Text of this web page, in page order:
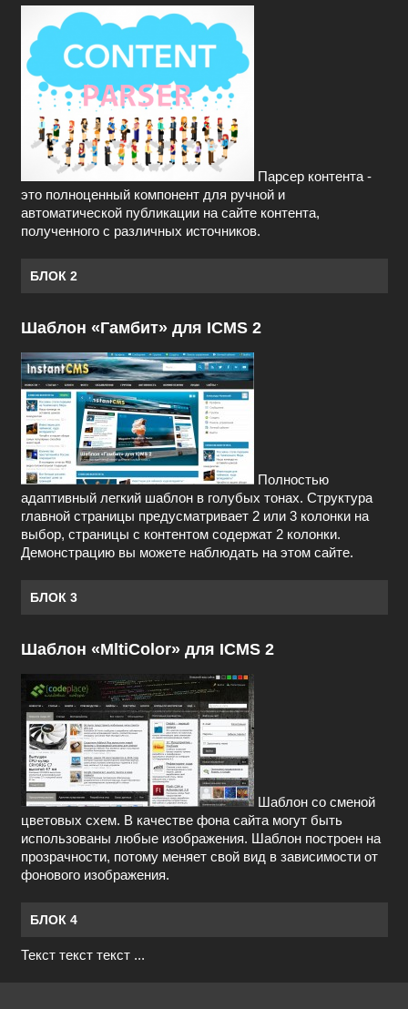
Парсер контента -
это полноценный компонент для ручной и
автоматической публикации на сайте контента,
полученного с различных источников.
БЛОК 2
Шаблон «Гамбит» для ICMS 2
Полностью
адаптивный легкий шаблон в голубых тонах. Структура
главной страницы предусматривает 2 или 3 колонки на
выбор, страницы с контентом содержат 2 колонки.
Демонстрацию вы можете наблюдать на этом сайте.
БЛОК 3
Шаблон «MltiColor» для ICMS 2
Шаблон со сменой
цветовых схем. В качестве фона сайта могут быть
использованы любые изображения. Шаблон построен на
прозрачности, потому меняет свой вид в зависимости от
фонового изображения.
БЛОК 4
Текст текст текст ...